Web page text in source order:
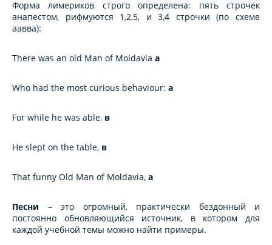
Форма лимериков строго определена: пять строчек
анапестом, рифмуются 1,2,5, и 3,4 строчки (по схеме
аавва):
There was an old Man of Moldavia a
Who had the most curious behaviour: a
For while he was able, в
He slept on the table, в
That funny Old Man of Moldavia, a
Песни – это огромный, практически бездонный и
постоянно обновляющийся источник, в котором для
каждой учебной темы можно найти примеры.